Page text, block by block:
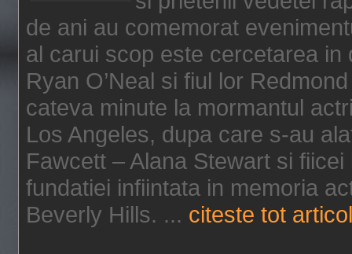
de ani au comemorat
al carui scop este cercetarea
Ryan O’Neal si fiul lor
cateva minute la mormantul
Los Angeles, dupa care s-au
Fawcett – Alana Stewart si fiicei
fundatiei infiintata in memoria
Beverly Hills. ... citeste tot